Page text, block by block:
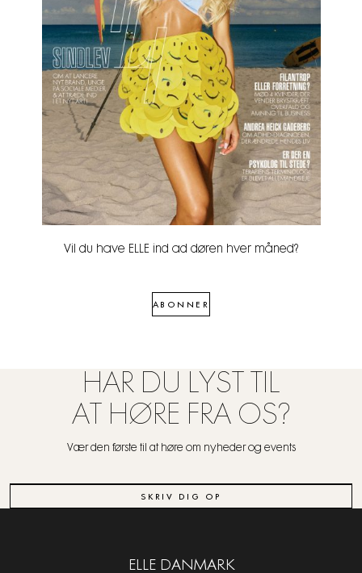
Vil du have ELLE ind ad døren hver måned?
ABONNER
HAR DU LYST TIL
AT HØRE FRA OS?
Vær den første til at høre om nyheder og events
SKRIV DIG OP
ELLE DANMARK